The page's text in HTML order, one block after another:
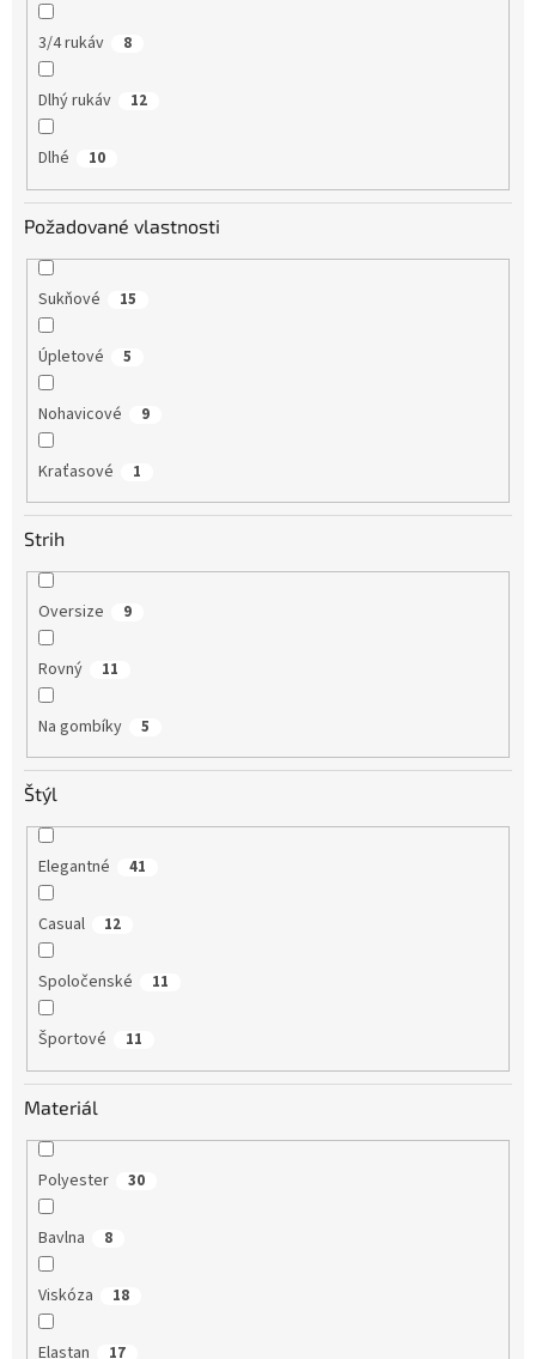
3/4 rukáv 8
Dlhý rukáv 12
Dlhé 10
Požadované vlastnosti
Sukňové 15
Úpletové 5
Nohavicové 9
Kraťasové 1
Strih
Oversize 9
Rovný 11
Na gombíky 5
Štýl
Elegantné 41
Casual 12
Spoločenské 11
Športové 11
Materiál
Polyester 30
Bavlna 8
Viskóza 18
Elastan 17